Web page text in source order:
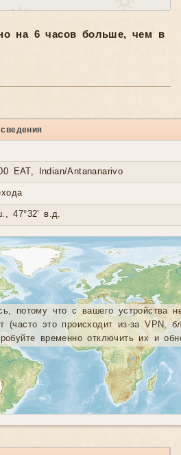
на 6 часов больше, чем в
EAT, Indian/Antananarivo
47°32′ в.д.
потому что с вашего устройства
(часто это происходит из-за VPN,
временно отключить их и